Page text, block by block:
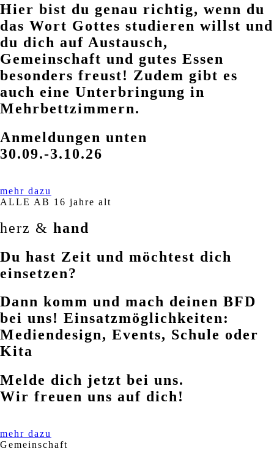
Hier bist du genau richtig, wenn du
das Wort Gottes studieren willst und
du dich auf Austausch,
Gemeinschaft und gutes Essen
besonders freust! Zudem gibt es
auch eine Unterbringung in
Mehrbettzimmern.
Anmeldungen unten
30.09.-3.10.26
mehr dazu
ALLE AB 16 jahre alt
herz & hand
Du hast Zeit und möchtest dich
einsetzen?
Dann komm und mach deinen BFD
bei uns! Einsatzmöglichkeiten:
Mediendesign, Events, Schule oder
Kita
Melde dich jetzt bei uns.
Wir freuen uns auf dich!
mehr dazu
Gemeinschaft